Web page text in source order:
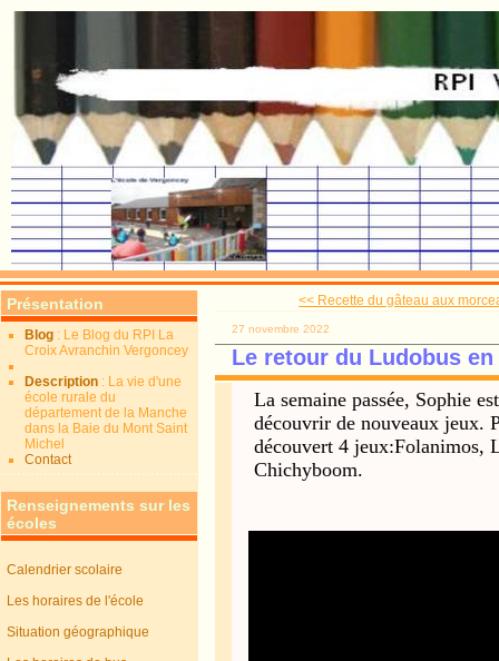
Présentation
Blog : Le Blog du RPI La
Croix Avranchin Vergoncey
Description : La vie d'une
école rurale du
département de la Manche
dans la Baie du Mont Saint
Michel
Contact
Renseignements sur les
écoles
Calendrier scolaire
Les horaires de l'école
Situation géographique
<< Recette du gâteau aux
27 novembre 2022
Le retour du Ludobus
La semaine passée, Sophie
découvrir de nouveaux jeux.
découvert 4 jeux:Folanimos,
Chichyboom.